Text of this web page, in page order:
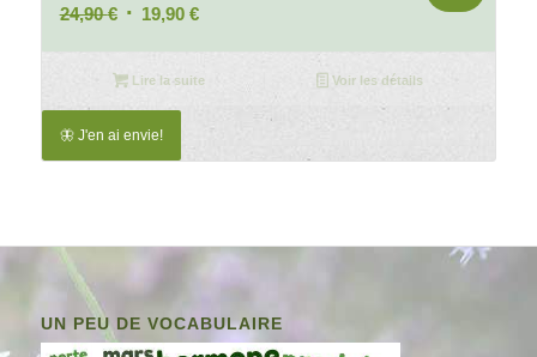
24,90€ Le
initial
24,90 €.
19,90 €Le
19,90 €.
Lire la suite Voir les détails
🦋 J'en ai envie!
UN PEU DE VOCABULAIRE